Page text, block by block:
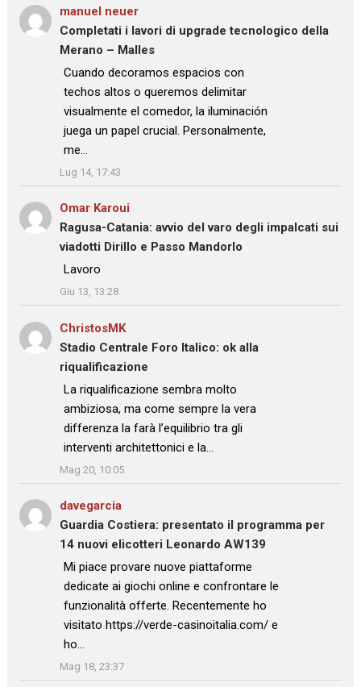
manuel neuer
Completati i lavori di upgrade tecnologico della
Merano – Malles
: “
Cuando decoramos espacios con
techos altos o queremos delimitar
visualmente el comedor, la iluminación
juega un papel crucial. Personalmente,
me…
”
Lug 14, 17:43
Omar Karoui
Ragusa-Catania: avvio del varo degli impalcati sui
viadotti Dirillo e Passo Mandorlo
: “Lavoro
”
Giu 13, 13:28
ChristosMKsu
Stadio Centrale Foro Italico: ok alla
riqualificazione
: “La riqualificazione sembra molto
ambiziosa, ma come sempre la vera
differenza la farà l’equilibrio tra gli
interventi architettonici e la…
”
Mag 20, 10:05
davegarcia
Guardia Costiera: presentato il programma per
14 nuovi elicotteri Leonardo AW139
: “Mi piace provare nuove piattaforme
dedicate ai giochi online e confrontare le
funzionalità offerte. Recentemente ho
visitato https://verde-casinoitalia.com/ e
ho…
”
Mag 18, 23:37